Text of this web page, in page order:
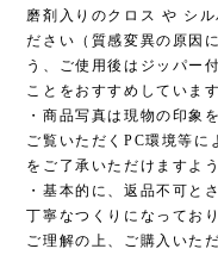
磨剤入りのクロス や シ
ださい（質感変異の原因
う、ご使用後はジッパー
ことをおすすめしています
・商品写真は現物の印象
ご覧いただくPC環境等に
をご了承いただけますよ
・基本的に、返品不可と
丁寧なつくりになってお
ご理解の上、ご購入いた